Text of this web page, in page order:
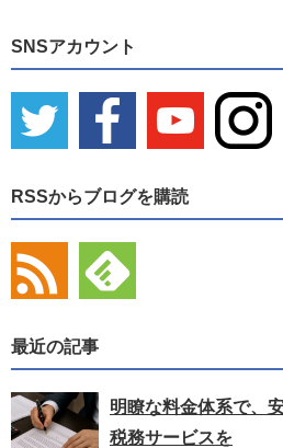
SNSアカウント
RSSからブログを購読
最近の記事
明瞭な料金体系で、
税務サービスを